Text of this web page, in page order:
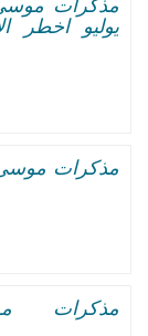
يوليو اخطر
مذكرات